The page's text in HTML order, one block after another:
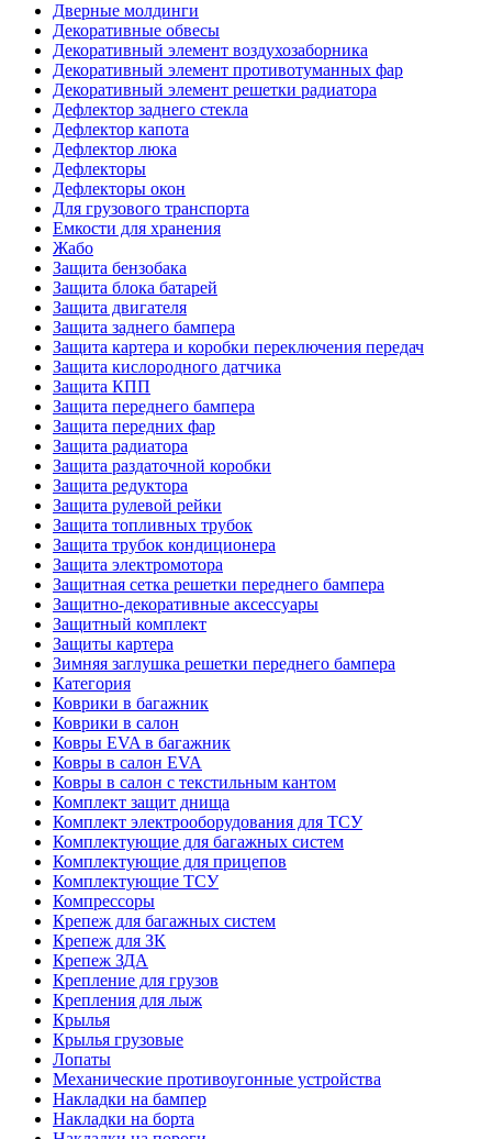
Дверные молдинги
Декоративные обвесы
Декоративный элемент воздухозаборника
Декоративный элемент противотуманных фар
Декоративный элемент решетки радиатора
Дефлектор заднего стекла
Дефлектор капота
Дефлектор люка
Дефлекторы
Дефлекторы окон
Для грузового транспорта
Емкости для хранения
Жабо
Защита бензобака
Защита блока батарей
Защита двигателя
Защита заднего бампера
Защита картера и коробки переключения передач
Защита кислородного датчика
Защита КПП
Защита переднего бампера
Защита передних фар
Защита радиатора
Защита раздаточной коробки
Защита редуктора
Защита рулевой рейки
Защита топливных трубок
Защита трубок кондиционера
Защита электромотора
Защитная сетка решетки переднего бампера
Защитно-декоративные аксессуары
Защитный комплект
Защиты картера
Зимняя заглушка решетки переднего бампера
Категория
Коврики в багажник
Коврики в салон
Ковры EVA в багажник
Ковры в салон EVA
Ковры в салон с текстильным кантом
Комплект защит днища
Комплект электрооборудования для ТСУ
Комплектующие для багажных систем
Комплектующие для прицепов
Комплектующие ТСУ
Компрессоры
Крепеж для багажных систем
Крепеж для ЗК
Крепеж ЗДА
Крепление для грузов
Крепления для лыж
Крылья
Крылья грузовые
Лопаты
Механические противоугонные устройства
Накладки на бампер
Накладки на борта